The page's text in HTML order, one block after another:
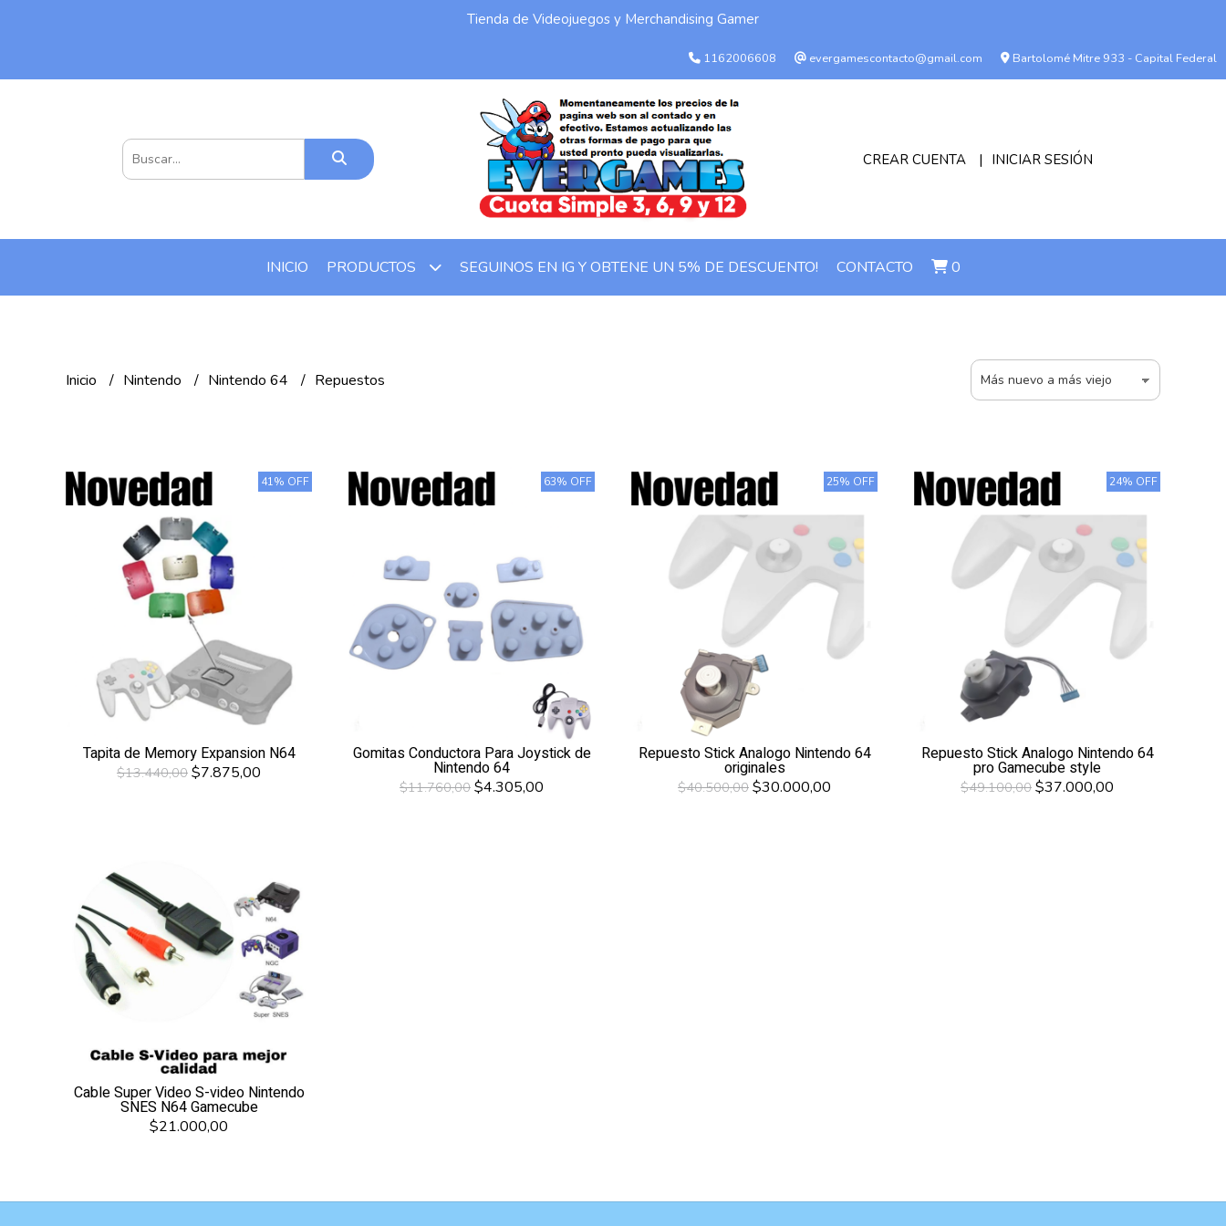
Tienda de Videojuegos y Merchandising Gamer
1162006608 evergamescontacto@gmail.com Bartolomé Mitre 933 - Capital Federal
CREAR CUENTA INICIAR SESIÓN
INICIO PRODUCTOS SEGUINOS EN IG Y OBTENE UN 5% DE DESCUENTO! CONTACTO 0
Inicio Nintendo Nintendo 64 Repuestos
41% OFF
Tapita de Memory Expansion N64
$13.440,00 $7.875,00
63% OFF
Gomitas Conductora Para Joystick de
Nintendo 64
$11.760,00 $4.305,00
25% OFF
Repuesto Stick Analogo Nintendo 64
originales
$40.500,00 $30.000,00
24% OFF
Repuesto Stick Analogo Nintendo 64
pro Gamecube style
$49.100,00 $37.000,00
Cable Super Video S-video Nintendo
SNES N64 Gamecube
$21.000,00